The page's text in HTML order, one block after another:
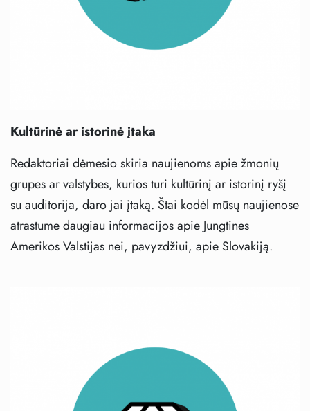
Kultūrinė ar istorinė įtaka
Redaktoriai dėmesio skiria naujienoms apie žmonių
grupes ar valstybes, kurios turi kultūrinį ar istorinį ryšį
su auditorija, daro jai įtaką. Štai kodėl mūsų naujienose
atrastume daugiau informacijos apie Jungtines
Amerikos Valstijas nei, pavyzdžiui, apie Slovakiją.